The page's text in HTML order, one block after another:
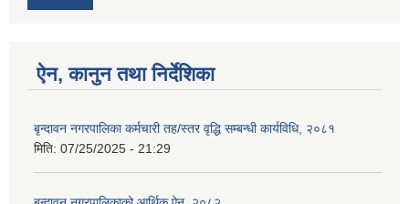
ऐन, कानुन तथा निर्देशिका
बृन्दावन नगरपालिका कर्मचारी तह/स्तर वृद्धि सम्बन्धी कार्यविधि, २०८१
मिति: 07/25/2025 - 21:29